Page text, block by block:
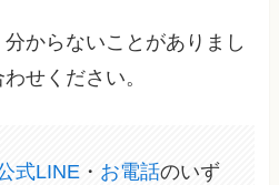
からないことがありまし
せください。
式LINE ・ お電話のいず